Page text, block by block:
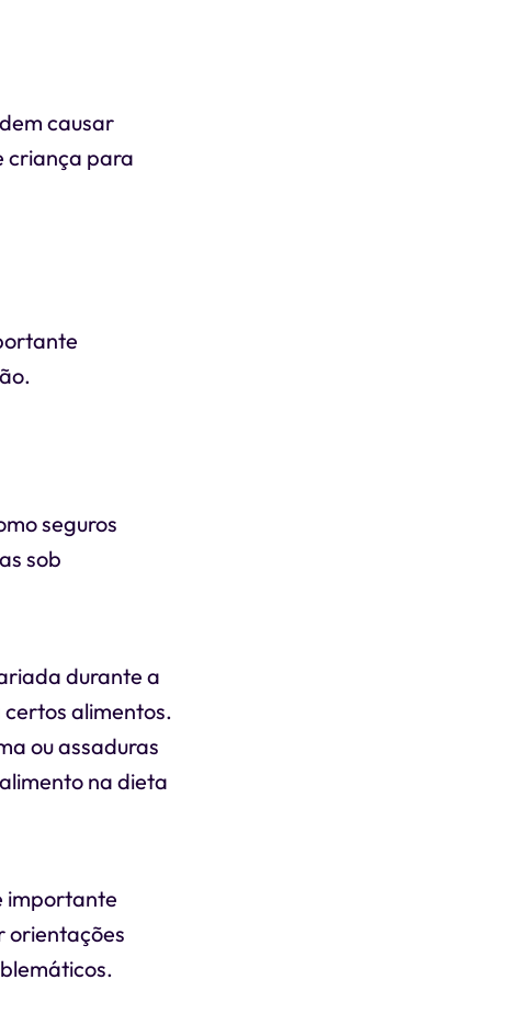
causar
criança para
seguros
sob
durante a
alimentos.
ou assaduras
na dieta
importante
orientações